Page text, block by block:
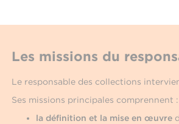
Les missions du
Le responsable des collections
Ses missions principales comprennent :
la définition et la mise en œuvre